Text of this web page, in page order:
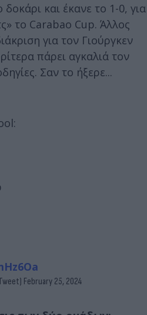
και έκανε το 1-0, για
το Carabao Cup. Άλλος
για τον Γιούργκεν
πάρει αγκαλιά τον
Σαν το ήξερε...
February 25, 2024